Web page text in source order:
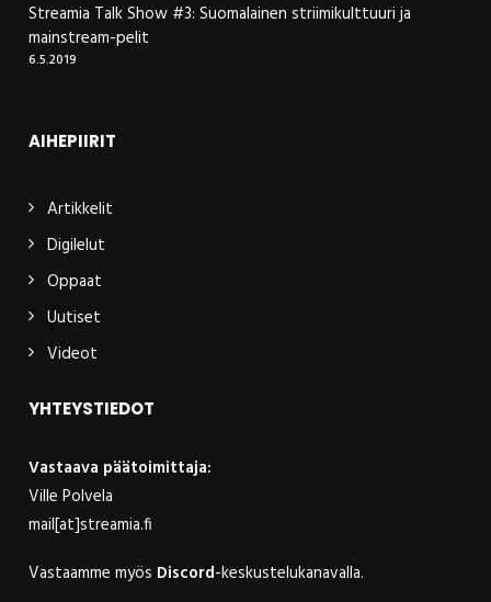
Streamia Talk Show #3: Suomalainen striimikulttuuri ja
mainstream-pelit
6.5.2019
AIHEPIIRIT
Artikkelit
Digilelut
Oppaat
Uutiset
Videot
YHTEYSTIEDOT
Vastaava päätoimittaja:
Ville Polvela
mail[at]streamia.fi
Vastaamme myös Discord-keskustelukanavalla.